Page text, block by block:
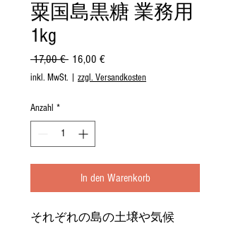
粟国島黒糖 業務用
1kg
17,00 € Standardpreis
16,00 €Sale-
Preis
inkl. MwSt. zzgl. Versandkosten
Anzahl *
In den Warenkorb
それぞれの島の土壌や気候